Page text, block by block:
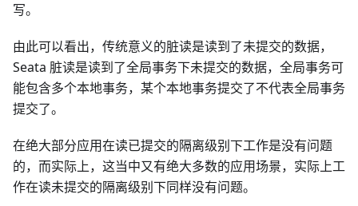
写。
由此可以看出，传统意义的脏读是读到了未提交的数据，
Seata 脏读是读到了全局事务下未提交的数据，全局事务可
能包含多个本地事务，某个本地事务提交了不代表全局事务
提交了。
在绝大部分应用在读已提交的隔离级别下工作是没有问题
的，而实际上，这当中又有绝大多数的应用场景，实际上工
作在读未提交的隔离级别下同样没有问题。